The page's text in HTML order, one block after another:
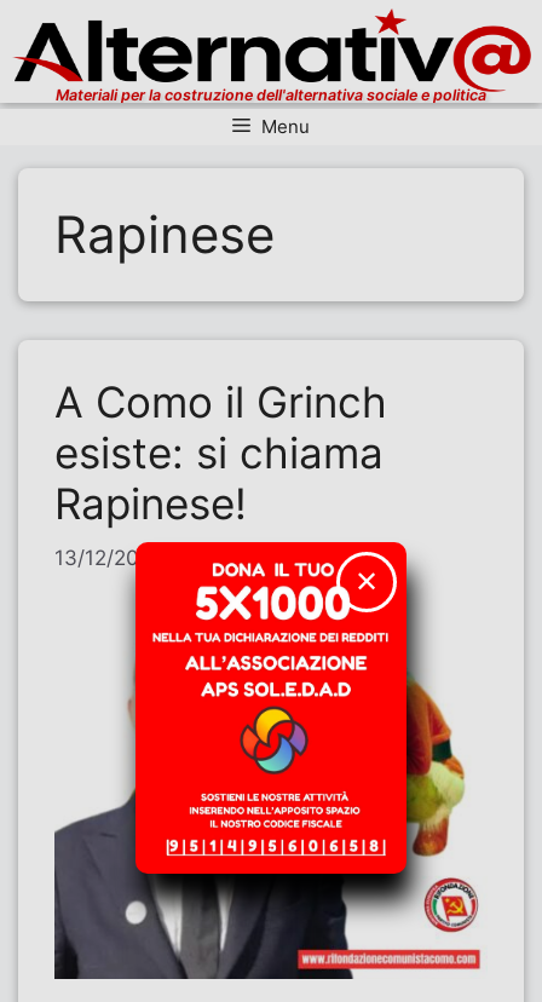
Materiali per la costruzione dell'alternativa sociale e politica
Menu
Rapinese
A Como il Grinch
esiste: si chiama
Rapinese!
13/12/2025 Contributi
✕